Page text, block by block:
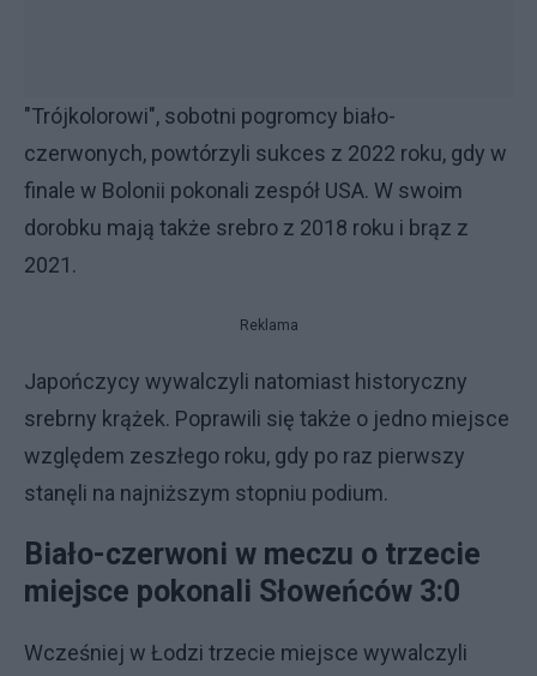
"Trójkolorowi", sobotni pogromcy biało-
czerwonych, powtórzyli sukces z 2022 roku, gdy w
finale w Bolonii pokonali zespół USA. W swoim
dorobku mają także srebro z 2018 roku i brąz z
2021.
Reklama
Japończycy wywalczyli natomiast historyczny
srebrny krążek. Poprawili się także o jedno miejsce
względem zeszłego roku, gdy po raz pierwszy
stanęli na najniższym stopniu podium.
Biało-czerwoni w meczu o trzecie
miejsce pokonali Słoweńców 3:0
Wcześniej w Łodzi trzecie miejsce wywalczyli